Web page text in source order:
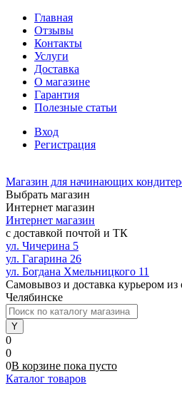
Главная
Отзывы
Контакты
Услуги
Доставка
О магазине
Гарантия
Полезные статьи
Вход
Регистрация
Магазин для начинающих
Выбрать магазин
Интернет магазин
Интернет магазин
с доставкой почтой и ТК
ул. Чичерина 5
ул. Гагарина 26
ул. Богдана Хмельницкого 11
Самовывоз и доставка курьером
Челябинске
0
0
0В корзине пока пусто
Каталог товаров